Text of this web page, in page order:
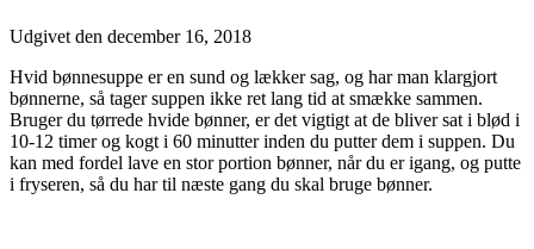
Udgivet den december 16, 2018
Hvid bønnesuppe er en sund og lækker sag, og har man klargjort
bønnerne, så tager suppen ikke ret lang tid at smække sammen.
Bruger du tørrede hvide bønner, er det vigtigt at de bliver sat i blød i
10-12 timer og kogt i 60 minutter inden du putter dem i suppen. Du
kan med fordel lave en stor portion bønner, når du er igang, og putte
i fryseren, så du har til næste gang du skal bruge bønner.